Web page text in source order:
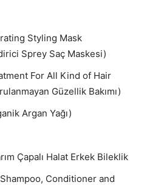
Styling Mask
Sprey Saç Maskesi)
For All Kind of Hair
Güzellik Bakımı)
Argan Yağı)
Çapalı Halat Erkek Bileklik
Conditioner and